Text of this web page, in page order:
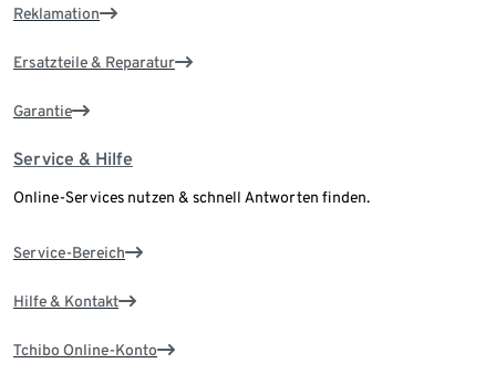
Reklamation
Ersatzteile & Reparatur
Garantie
Service & Hilfe
Online-Services nutzen & schnell Antworten finden.
Service-Bereich
Hilfe & Kontakt
Tchibo Online-Konto